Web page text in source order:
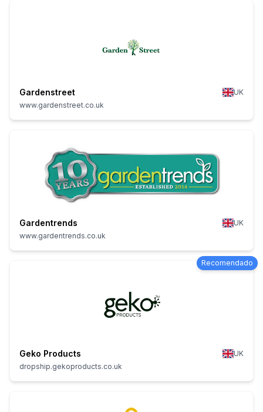
Gardenstreet
UK
www.gardenstreet.co.uk
Gardentrends
UK
www.gardentrends.co.uk
Recomendado
Geko Products
UK
dropship.gekoproducts.co.uk